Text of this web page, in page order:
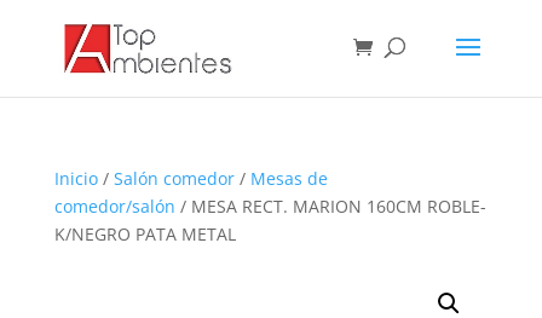
Inicio/ Salón comedor/ Mesas de
comedor/salón / MESA RECT. MARION 160CM ROBLE-
K/NEGRO PATA METAL